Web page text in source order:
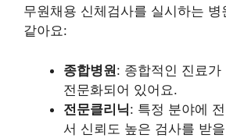
무원채용 신체검사를 실시하는
같아요:
종합병원: 종합적인 진료
전문화되어 있어요.
전문클리닉: 특정 분야에
서 신뢰도 높은 검사를 받